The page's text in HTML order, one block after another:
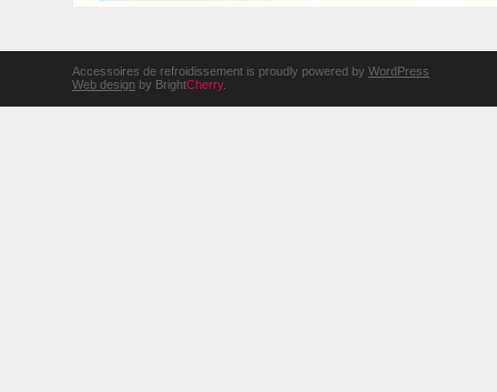
Accessoires de refroidissement is proudly powered by WordPress
Web design by BrightCherry.